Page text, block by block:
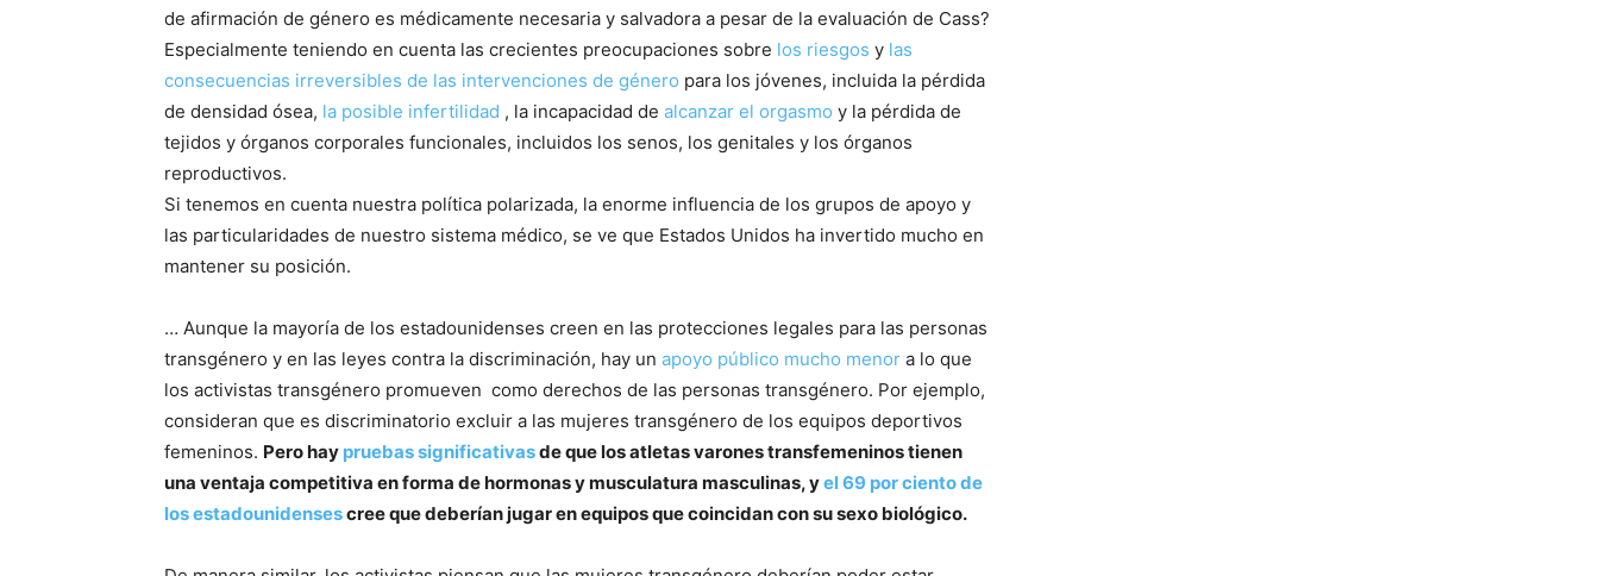
de afirmación de género es médicamente necesaria y salvadora a pesar de la evaluación de Cass?
Especialmente teniendo en cuenta las crecientes preocupaciones sobre los riesgos y las
consecuencias irreversibles de las intervenciones de género para los jóvenes, incluida la pérdida
de densidad ósea, la posible infertilidad , la incapacidad de alcanzar el orgasmo y la pérdida de
tejidos y órganos corporales funcionales, incluidos los senos, los genitales y los órganos
reproductivos.
Si tenemos en cuenta nuestra política polarizada, la enorme influencia de los grupos de apoyo y
las particularidades de nuestro sistema médico, se ve que Estados Unidos ha invertido mucho en
mantener su posición.
… Aunque la mayoría de los estadounidenses creen en las protecciones legales para las personas
transgénero y en las leyes contra la discriminación, hay un apoyo público mucho menor a lo que
los activistas transgénero promueven como derechos de las personas transgénero. Por ejemplo,
consideran que es discriminatorio excluir a las mujeres transgénero de los equipos deportivos
femeninos. Pero hay pruebas significativasde que los atletas varones transfemeninos tienen
una ventaja competitiva en forma de hormonas y musculatura masculinas, yel 69 por ciento de
los estadounidensescree que deberían jugar en equipos que coincidan con su sexo biológico.